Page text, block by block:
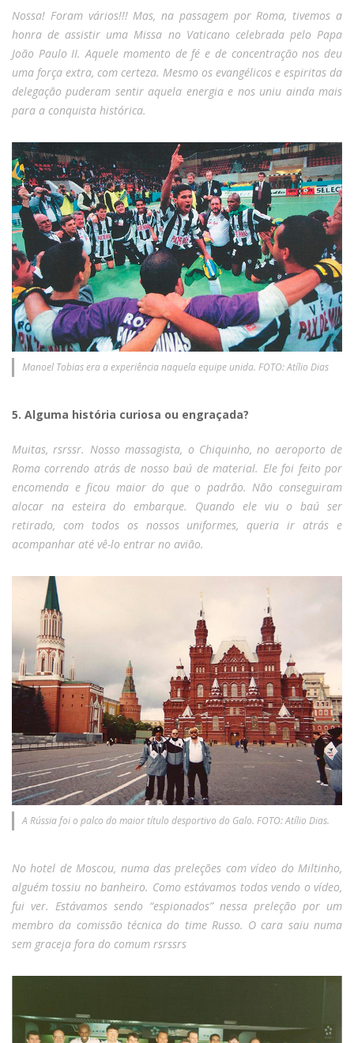
Nossa! Foram vários!!! Mas, na passagem por Roma, tivemos a
honra de assistir uma Missa no Vaticano celebrada pelo Papa
João Paulo II. Aquele momento de fé e de concentração nos deu
uma força extra, com certeza. Mesmo os evangélicos e espiritas da
delegação puderam sentir aquela energia e nos uniu ainda mais
para a conquista histórica.
Manoel Tobias era a experiência naquela equipe unida. FOTO: Atílio Dias
5. Alguma história curiosa ou engraçada?
Muitas, rsrssr. Nosso massagista, o Chiquinho, no aeroporto de
Roma correndo atrás de nosso baú de material. Ele foi feito por
encomenda e ficou maior do que o padrão. Não conseguiram
alocar na esteira do embarque. Quando ele viu o baú ser
retirado, com todos os nossos uniformes, queria ir atrás e
acompanhar até vê-lo entrar no avião.
A Rússia foi o palco do maior título desportivo do Galo. FOTO: Atílio Dias.
No hotel de Moscou, numa das preleções com vídeo do Miltinho,
alguém tossiu no banheiro. Como estávamos todos vendo o vídeo,
fui ver. Estávamos sendo “espionados” nessa preleção por um
membro da comissão técnica do time Russo. O cara saiu numa
sem graceja fora do comum rsrssrs